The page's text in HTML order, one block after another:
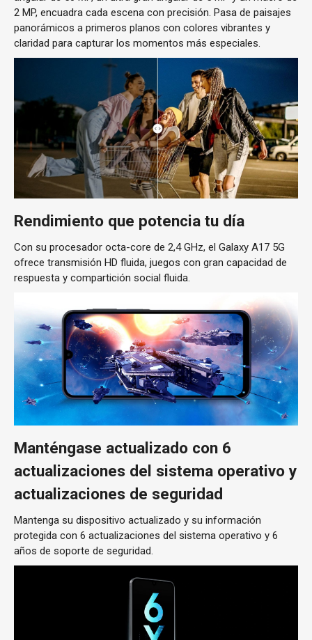
2 MP, encuadra cada escena con precisión. Pasa de paisajes
panorámicos a primeros planos con colores vibrantes y
claridad para capturar los momentos más especiales.
Rendimiento que potencia tu día
Con su procesador octa-core de 2,4 GHz, el Galaxy A17 5G
ofrece transmisión HD fluida, juegos con gran capacidad de
respuesta y compartición social fluida.
Manténgase actualizado con 6
actualizaciones del sistema operativo y
actualizaciones de seguridad
Mantenga su dispositivo actualizado y su información
protegida con 6 actualizaciones del sistema operativo y 6
años de soporte de seguridad.